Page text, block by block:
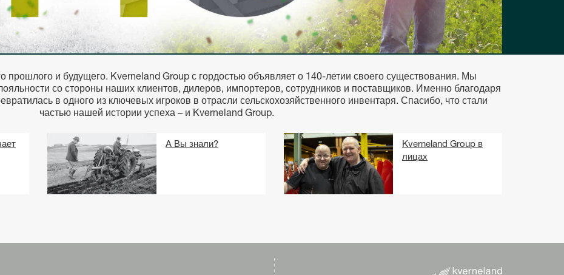
прошлого и будущего. Kverneland Group с гордостью объявляет о 140-летии своего существования. Мы
со стороны наших клиентов, дилеров, импортеров, сотрудников и поставщиков. Именно благодаря
в одного из ключевых игроков в отрасли сельскохозяйственного инвентаря. Спасибо, что стали
частью нашей истории успеха – и Kverneland Group.
А Вы знали?
Kverneland Group в
лицах